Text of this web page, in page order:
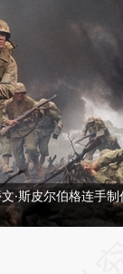
·斯皮尔伯格连手